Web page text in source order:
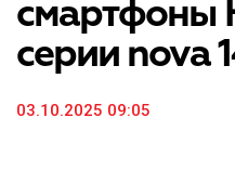
смартфоны
серии nova
03.10.2025 09:05